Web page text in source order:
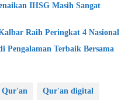
IHSG Masih Sangat
Raih Peringkat 4 Nasional
Pengalaman Terbaik Bersama
Qur'an Qur'an digital